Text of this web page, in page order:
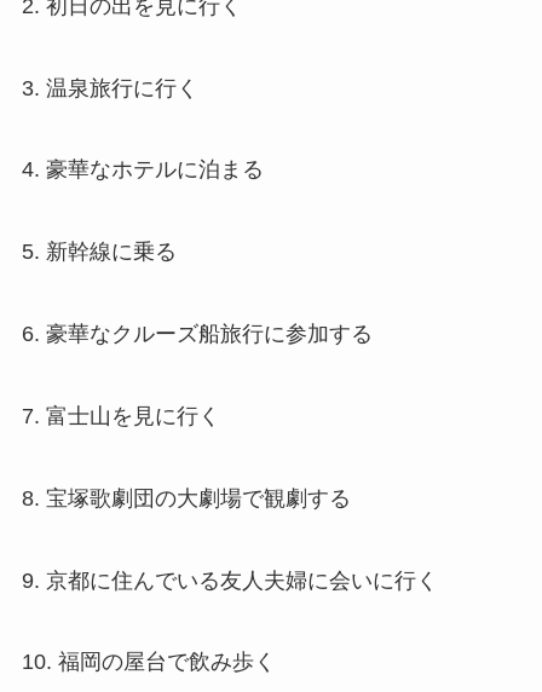
2. 初日の出を見に行く
3. 温泉旅行に行く
4. 豪華なホテルに泊まる
5. 新幹線に乗る
6. 豪華なクルーズ船旅行に参加する
7. 富士山を見に行く
8. 宝塚歌劇団の大劇場で観劇する
9. 京都に住んでいる友人夫婦に会いに行く
10. 福岡の屋台で飲み歩く